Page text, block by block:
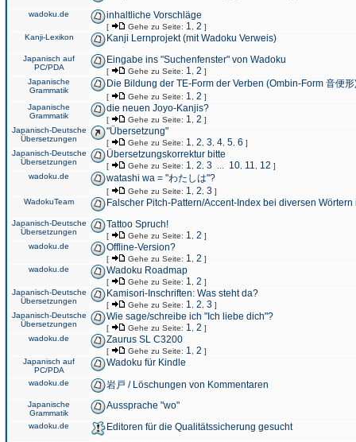
wadoku.de inhaltliche Vorschläge
[ Gehe zu Seite: 1 2 ]
Kanji-Lexikon
Kanji Lernprojekt (mit Wadoku Verweis)
Japanisch auf
PC/PDA
Eingabe ins "Suchenfenster" von Wadoku
[ Gehe zu Seite: 1 2 ]
Japanische
Grammatik
Die Bildung der TE-Form der Verben (Ombin-Form 音便形
[ Gehe zu Seite: 1 2 ]
Japanische
Grammatik
die neuen Joyo-Kanjis?
[ Gehe zu Seite: 1 2 ]
Japanisch-Deutsche
Übersetzungen
"Übersetzung"
[ Gehe zu Seite: 1 2 3 4 5 6 ]
Japanisch-Deutsche
Übersetzungen
Übersetzungskorrektur bitte
[ Gehe zu Seite: 1 2 3 10 11 12 ]
wadoku.de
watashi wa = "わたしは"?
[ Gehe zu Seite: 1 2 3 ]
WadokuTeam
Falscher Pitch-Pattern/Accent-Index bei diversen
Japanisch-Deutsche
Übersetzungen
Tattoo Spruch!
[ Gehe zu Seite: 1 2 ]
wadoku.de
Offline-Version?
[ Gehe zu Seite: 1 2 ]
wadoku.de
Wadoku Roadmap
[ Gehe zu Seite: 1 2 ]
Japanisch-Deutsche
Übersetzungen
Kamisori-Inschriften: Was steht da?
[ Gehe zu Seite: 1 2 3 ]
Japanisch-Deutsche
Übersetzungen
Wie sage/schreibe ich "Ich liebe dich"?
[ Gehe zu Seite: 1 2 ]
wadoku.de
Zaurus SL C3200
[ Gehe zu Seite: 1 2 ]
Japanisch auf
PC/PDA
Wadoku für Kindle
wadoku.de 岩戸 / Löschungen von Kommentaren
Japanische
Grammatik
Aussprache "wo"
wadoku.de Editoren für die Qualitätssicherung gesucht